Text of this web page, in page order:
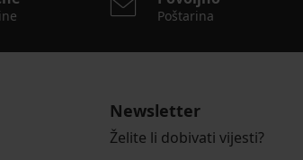
Poštarina
Newsletter
Želite li dobivati vijesti?